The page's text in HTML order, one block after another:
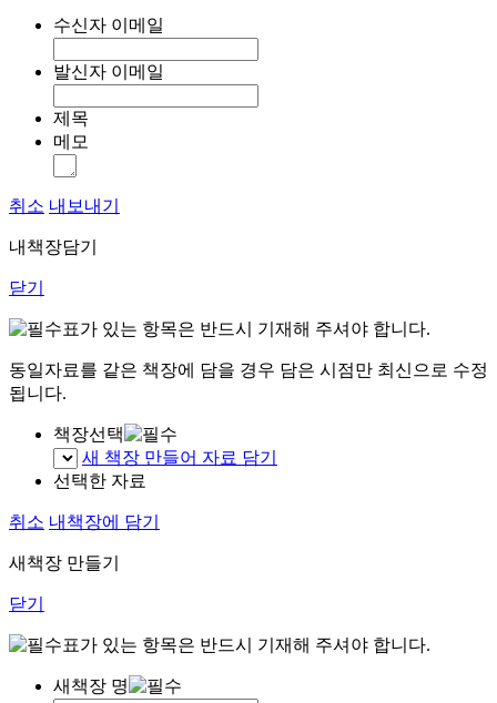
수신자 이메일
발신자 이메일
제목
메모
취소 내보내기
내책장담기
닫기
표가 있는 항목은 반드시 기재해 주셔야 합니다.
동일자료를 같은 책장에 담을 경우 담은 시점만 최신으로 수정
됩니다.
책장선택
새 책장 만들어 자료 담기
선택한 자료
취소 내책장에 담기
새책장 만들기
닫기
표가 있는 항목은 반드시 기재해 주셔야 합니다.
새책장 명